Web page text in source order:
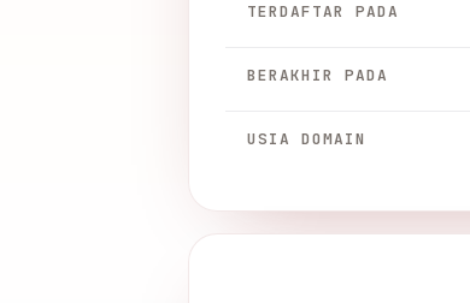
TERDAFTAR PADA
BERAKHIR PADA
USIA DOMAIN